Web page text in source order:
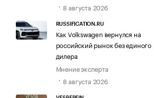
8 августа 2026
RUSSIFICATION.RU
Как Volkswagen вернулся на
российский рынок без единого
дилера
Мнение эксперта
8 августа 2026